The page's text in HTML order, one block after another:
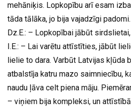
mehāniķis. Lopkopību arī esam
tāda tālāka, jo bija vajadzīgi padomi.
Dz.E.: – Lopkopībai jābūt
I.E.: – Lai varētu attīstīties, jābūt
lielie to dara. Varbūt Latvijas kļūda
atbalstīja katru mazo saimniecību,
naudu ļāva celt piena māju.
– viņiem bija kompleksi, un